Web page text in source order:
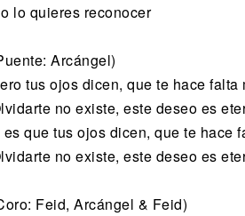
lo quieres reconocer
Arcángel)
tus ojos dicen, que te hace falta
no existe, este deseo es
es que tus ojos dicen, que te hace
no existe, este deseo es
Feid, Arcángel & Feid)